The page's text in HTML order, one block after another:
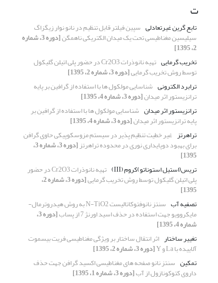
ت
تابع گرین غیرتعادلی سپین فیلتر قابل تنظیم در نانو نوار زیگزاگ
سیلیسین مغناطیسی تحت یک میدان الکتریکی ناهمگن [دوره 3، شماره
2، 1395]
تخریب گرمایی
تهیه نانوذرات Cr2O3 در حضور پلی اتیلن گلیکول
توسط روش تخریب گرمایی[دوره 3، شماره 2، 1395]
ترابرد الکترونی شناسایی مولکول ها با استفاده از گرافین بر پایه
ترانزیستور اثر میدان[دوره 3، شماره 4، 1395]
ترانزیستور اثر میدان شناسایی مولکول ها با استفاده از گرافین بر
پایه ترانزیستور اثر میدان[دوره 3، شماره 4، 1395]
تراهرتز غیر خطیت تنظیم پذیر در سیستم مزوسکوپیکی حاوی گرافن
برای بهبود دوپایداری نوری در محدوده تراهرتز [دوره 3، شماره 3،
1395]
تریس(استیل استوناتو)کروم (III)
تهیه نانوذرات Cr2O3 در حضور
پلی اتیلن گلیکول توسط روش تخریب گرمایی [دوره 3، شماره 2،
1395]
تصفیه آب
سنتز نانوفتوکاتالیست N-TiO2 به روش هیدروترمال-
مایکروویو جهت استفاده در حذف اسید اورنژ 7 از پساب [دوره 3،
شماره 4، 1395]
تغییر ساختار اثر انتقال ساختار بر ویژگی مغناطیسی فریت بیسموت
آلاییده با La و Y
[دوره 3، شماره 2، 1395]
تمکین سنتز نانو صفحه های مغناطیسی اکسید گرافن جهت حذف
داروی کتوکونازول از آب[دوره 3، شماره 1، 1395]